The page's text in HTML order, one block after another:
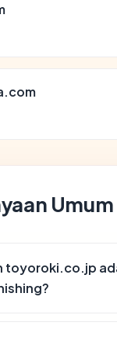
Umum
toyoroki.co.jp